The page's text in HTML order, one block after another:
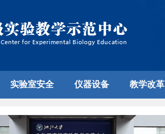
实验室安全 仪器设备 教学改革